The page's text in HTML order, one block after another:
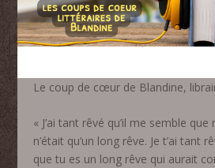
Le coup de cœur de Blandine,
« J’ai tant rêvé qu’il me semble
n’était qu’un long rêve. Je t’aitant
que tu es un long rêve qui aurait